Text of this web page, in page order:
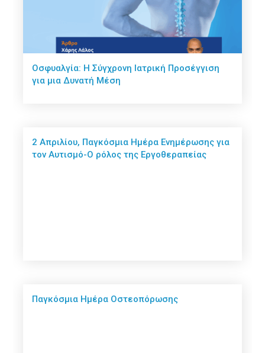
Οσφυαλγία: Η Σύγχρονη Ιατρική Προσέγγιση
για μια Δυνατή Μέση
2 Απριλίου, Παγκόσμια Ημέρα Ενημέρωσης για
τον Αυτισμό-Ο ρόλος της Εργοθεραπείας
Παγκόσμια Ημέρα Οστεοπόρωσης